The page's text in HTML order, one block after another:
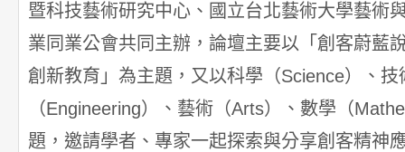
暨科技藝術研究中心、國立台北藝術大學藝術
業同業公會共同主辦，論壇主要以「創客蔚藍
創新教育」為主題，又以科學（Science）、
（Engineering）、藝術（Arts）、數學（
題，邀請學者、專家一起探索與分享創客精神